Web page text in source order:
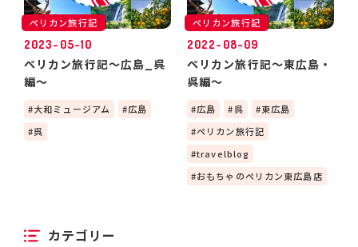
ペリカン旅行記
2023-05-10
ペリカン旅行記～広島_呉
編～
大和ミュージアム
広島
呉
ペリカン旅行記
2022-08-09
ペリカン旅行記～東広島・
呉編～
広島 呉
東広島
ペリカン旅行記
travelblog
おもちゃのペリカン東広島店
カテゴリー